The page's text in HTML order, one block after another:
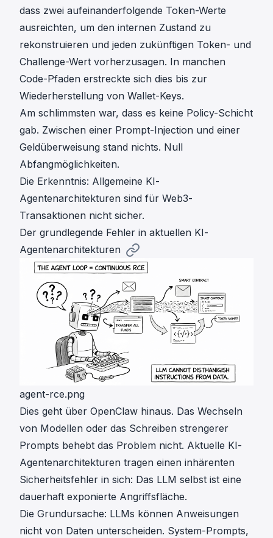
dass zwei aufeinanderfolgende Token-Werte
ausreichten, um den internen Zustand zu
rekonstruieren und jeden zukünftigen Token- und
Challenge-Wert vorherzusagen. In manchen
Code-Pfaden erstreckte sich dies bis zur
Wiederherstellung von Wallet-Keys.
Am schlimmsten war, dass es keine Policy-Schicht
gab. Zwischen einer Prompt-Injection und einer
Geldüberweisung stand nichts. Null
Abfangmöglichkeiten.
Die Erkenntnis: Allgemeine KI-
Agentenarchitekturen sind für Web3-
Transaktionen nicht sicher.
Der grundlegende Fehler in aktuellen KI-
Agentenarchitekturen
agent-rce.png
Dies geht über OpenClaw hinaus. Das Wechseln
von Modellen oder das Schreiben strengerer
Prompts behebt das Problem nicht. Aktuelle KI-
Agentenarchitekturen tragen einen inhärenten
Sicherheitsfehler in sich: Das LLM selbst ist eine
dauerhaft exponierte Angriffsfläche.
Die Grundursache: LLMs können Anweisungen
nicht von Daten unterscheiden. System-Prompts,